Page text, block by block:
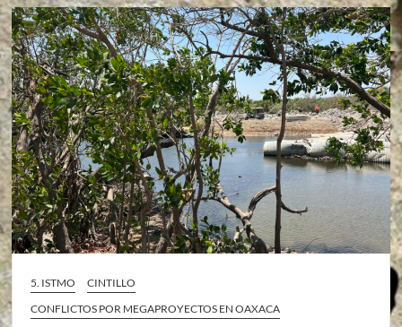
5. ISTMO
CINTILLO
CONFLICTOS POR MEGAPROYECTOS EN OAXACA